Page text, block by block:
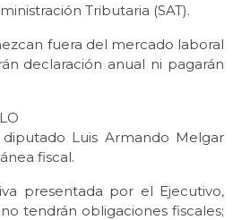
Tributaria (SAT).
fuera del mercado laboral
declaración anual ni pagarán
Luis Armando Melgar
fiscal.
presentada por el Ejecutivo,
tendrán obligaciones fiscales;